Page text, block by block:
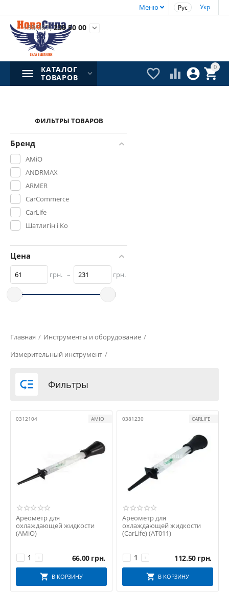
Рус Укр
Меню
+38(067)230 50 00 
0


 
КАТАЛОГ
ТОВАРОВ
ФИЛЬТРЫ ТОВАРОВ
Бренд
AMiO
ANDRMAX
ARMER
CarCommerce
CarLife
Шатлигін і Ко
Цена
грн. – грн.
Главная / Инструменты и оборудование /
Измерительный инструмент /
 Фильтры
0312104 AMIO
Ареометр для
охлаждающей жидкости
(AMiO)
+
− 66.00 грн.
В КОРЗИНУ
0381230 CARLIFE
Ареометр для
охлаждающей жидкости
(CarLife) (AT011)
+
− 112.50 грн.
В КОРЗИНУ